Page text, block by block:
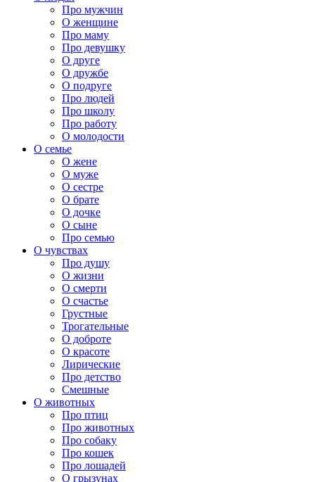
Про мужчин
О женщине
Про маму
Про девушку
О друге
О дружбе
О подруге
Про людей
Про школу
Про работу
О молодости
О семье
О жене
О муже
О сестре
О брате
О дочке
О сыне
Про семью
О чувствах
Про душу
О жизни
О смерти
О счастье
Грустные
Трогательные
О доброте
О красоте
Лирические
Про детство
Смешные
О животных
Про птиц
Про животных
Про собаку
Про кошек
Про лошадей
О грызунах